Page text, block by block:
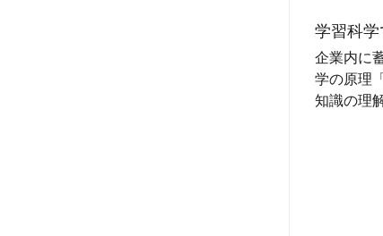
学習科
企業内に
学の原理
知識の理